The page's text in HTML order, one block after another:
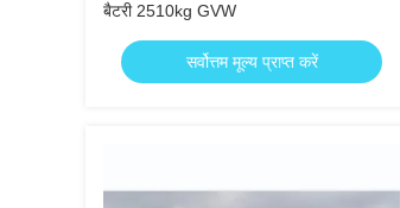
बैटरी 2510kg GVW
सर्वोत्तम मूल्य प्राप्त करें